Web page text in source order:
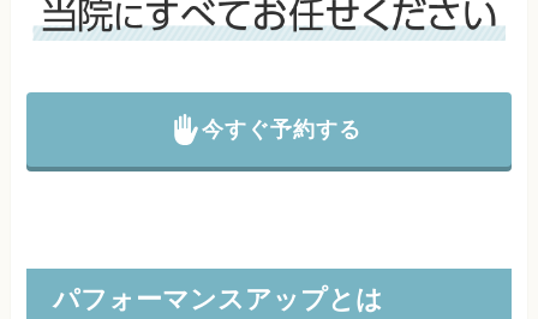
今すぐ予約する
パフォーマンスアップとは